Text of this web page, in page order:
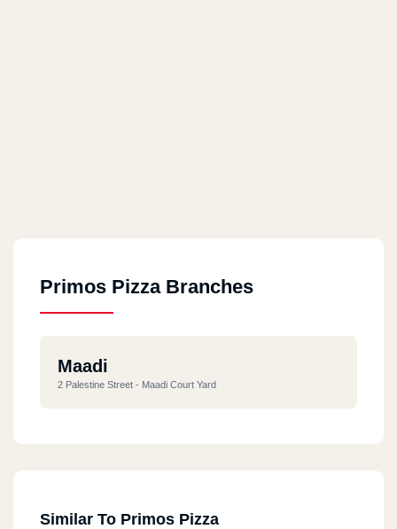
Primos Pizza Branches
Maadi
2 Palestine Street - Maadi Court Yard
Similar To Primos Pizza